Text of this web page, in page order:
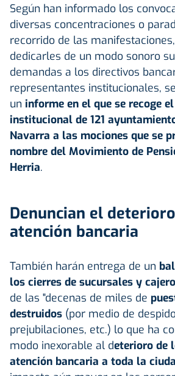
Según han informado los
diversas concentraciones o
recorrido de las
dedicarles de un modo sonoro
demandas a los directivos
representantes institucionales,
un informe en el que se recoge
institucional de 121
Navarra a las mociones que se
nombre del Movimiento de
Herria.
Denuncian el
atención bancaria
También harán entrega de un
los cierres de sucursales y
de las "decenas de miles de
destruidos (por medio de
prejubilaciones, etc.) lo que ha
modo inexorable al deterioro de
atención bancaria a toda la